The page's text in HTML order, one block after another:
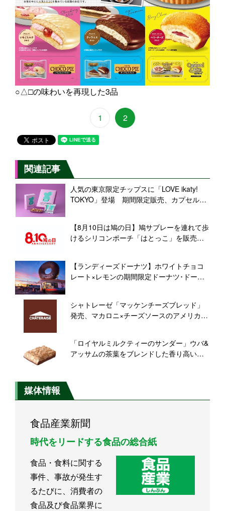
○△□の味わいを再現した3品
1 2
関連記事
人気の東京限定チップスに「LOVE ikaty!
TOKYO」登場 期間限定販売、カプセルト
【8月10日は鳩の日】鳩サブレーを連れて歩
けるシリコンポーチ「はとっこ」を販売
【ランディーズドーナツ】ホワイトチョコ
レート×レモンの期間限定ドーナツ･ドーナ
シャトレーゼ「マッケンチーズブレッド」
発売、マカロニ×チーズソースのアメリカの
「ロイヤルミルクティーのサンダー」ウバ&
アッサムの茶葉をブレンドした香り高い紅
媒体情報
食品産業新聞
時代をリードする食品の総合紙
食品・食料に関する
事件、事故が発生す
るたびに、消費者の
食品及び食品業界に